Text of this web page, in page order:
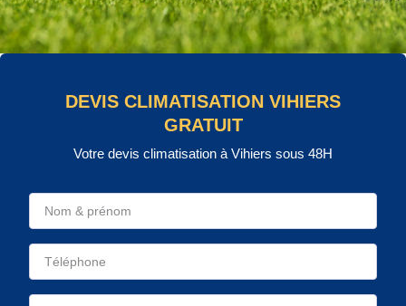
DEVIS CLIMATISATION VIHIERS
GRATUIT
Votre devis climatisation à Vihiers sous 48H